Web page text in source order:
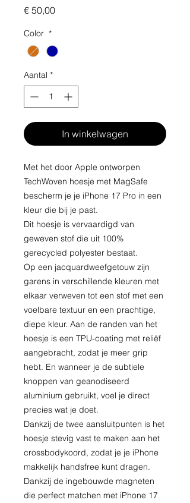
€ 50,00Prijs
Color *
Aantal *
In winkelwagen
Met het door Apple ontworpen
TechWoven hoesje met MagSafe
bescherm je je iPhone 17 Pro in een
kleur die bij je past.
Dit hoesje is vervaardigd van
geweven stof die uit 100%
gerecycled polyester bestaat.
Op een jacquardweefgetouw zijn
garens in verschillende kleuren met
elkaar verweven tot een stof met een
voelbare textuur en een prachtige,
diepe kleur. Aan de randen van het
hoesje is een TPU-coating met reliëf
aangebracht, zodat je meer grip
hebt. En wanneer je de subtiele
knoppen van geanodiseerd
aluminium gebruikt, voel je direct
precies wat je doet.
Dankzij de twee aansluitpunten is het
hoesje stevig vast te maken aan het
crossbodykoord, zodat je je iPhone
makkelijk handsfree kunt dragen.
Dankzij de ingebouwde magneten
die perfect matchen met iPhone 17